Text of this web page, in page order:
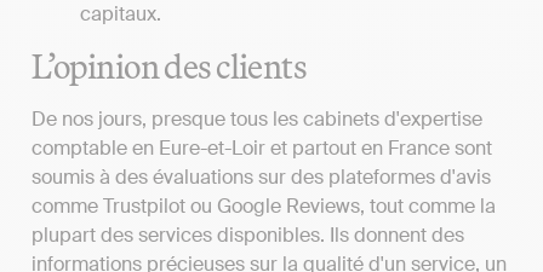
capitaux.
L’opinion des clients
De nos jours, presque tous les cabinets d'expertise
comptable en Eure-et-Loir et partout en France sont
soumis à des évaluations sur des plateformes d'avis
comme Trustpilot ou Google Reviews, tout comme la
plupart des services disponibles. Ils donnent des
informations précieuses sur la qualité d'un service, un